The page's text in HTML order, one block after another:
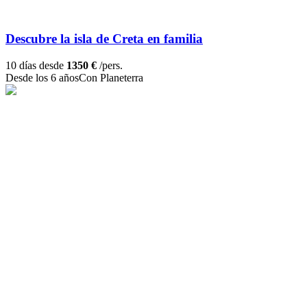
Descubre la isla de Creta en familia
10 días desde 1350 € /pers.
Desde los 6 añosCon Planeterra